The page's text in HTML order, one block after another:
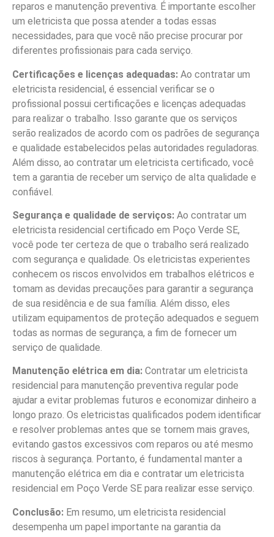
reparos e manutenção preventiva. É importante escolher
um eletricista que possa atender a todas essas
necessidades, para que você não precise procurar por
diferentes profissionais para cada serviço.
Certificações e licenças adequadas: Ao contratar um
eletricista residencial, é essencial verificar se o
profissional possui certificações e licenças adequadas
para realizar o trabalho. Isso garante que os serviços
serão realizados de acordo com os padrões de segurança
e qualidade estabelecidos pelas autoridades reguladoras.
Além disso, ao contratar um eletricista certificado, você
tem a garantia de receber um serviço de alta qualidade e
confiável.
Segurança e qualidade de serviços: Ao contratar um
eletricista residencial certificado em Poço Verde SE,
você pode ter certeza de que o trabalho será realizado
com segurança e qualidade. Os eletricistas experientes
conhecem os riscos envolvidos em trabalhos elétricos e
tomam as devidas precauções para garantir a segurança
de sua residência e de sua família. Além disso, eles
utilizam equipamentos de proteção adequados e seguem
todas as normas de segurança, a fim de fornecer um
serviço de qualidade.
Manutenção elétrica em dia: Contratar um eletricista
residencial para manutenção preventiva regular pode
ajudar a evitar problemas futuros e economizar dinheiro a
longo prazo. Os eletricistas qualificados podem identificar
e resolver problemas antes que se tornem mais graves,
evitando gastos excessivos com reparos ou até mesmo
riscos à segurança. Portanto, é fundamental manter a
manutenção elétrica em dia e contratar um eletricista
residencial em Poço Verde SE para realizar esse serviço.
Conclusão: Em resumo, um eletricista residencial
desempenha um papel importante na garantia da